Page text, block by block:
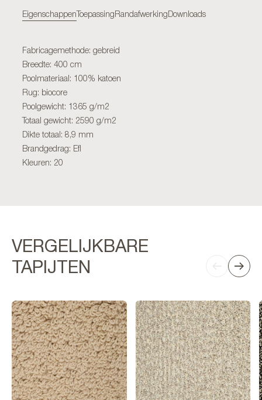
Eigenschappen Toepassing Randafwerking Downloads
Fabricagemethode: gebreid
Breedte: 400 cm
Poolmateriaal: 100% katoen
Rug: biocore
Poolgewicht: 1365 g/m2
Totaal gewicht: 2590 g/m2
Dikte totaal: 8,9 mm
Brandgedrag: Efl
Kleuren: 20
VERGELIJKBARE
TAPIJTEN